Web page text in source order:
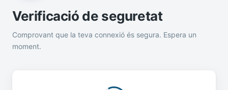
Verificació de seguretat
Comprovant que la teva connexió és segura. Espera un
moment.